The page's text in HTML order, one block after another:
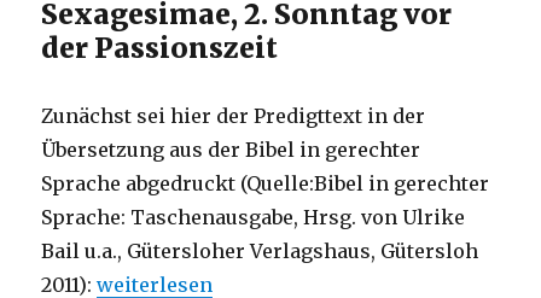
Sexagesimae, 2. Sonntag vor
der Passionszeit
Zunächst sei hier der Predigttext in der
Übersetzung aus der Bibel in gerechter
Sprache abgedruckt (Quelle:Bibel in gerechter
Sprache: Taschenausgabe, Hrsg. von Ulrike
Bail u.a., Gütersloher Verlagshaus, Gütersloh
2011):„Predigt über 2. Korinther 12, 1-10 mit
weiterlesen